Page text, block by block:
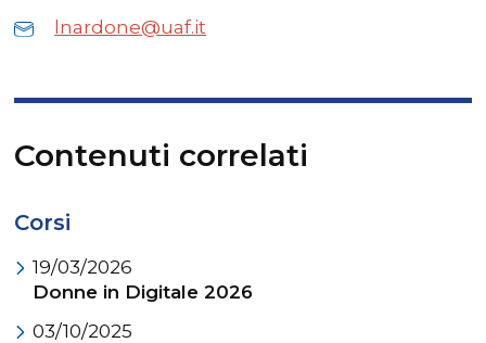
lnardone@uaf.it
Contenuti correlati
Corsi
19/03/2026
Donne in Digitale 2026
03/10/2025